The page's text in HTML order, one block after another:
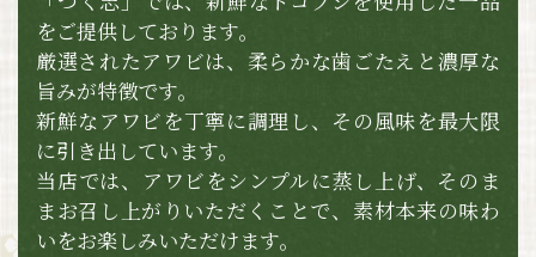
をご提供しております。​​​​​​​
厳選されたアワビは、柔らかな歯ごたえと濃厚な
旨みが特徴です。
新鮮なアワビを丁寧に調理し、その風味を最大限
に引き出しています。
当店では、アワビをシンプルに蒸し上げ、そのま
まお召し上がりいただくことで、 ​​​​​​​素材本来の味わ
いをお楽しみいただけます。